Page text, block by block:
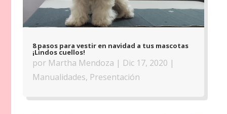
8 pasos para vestir en navidad a tus mascotas
¡Lindos cuellos!
por Martha Mendoza | Dic 17, 2020 |
Manualidades, Presentación